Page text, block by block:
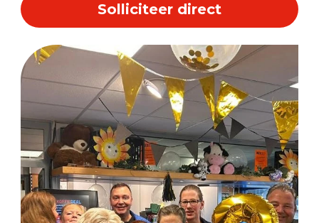
Solliciteer direct